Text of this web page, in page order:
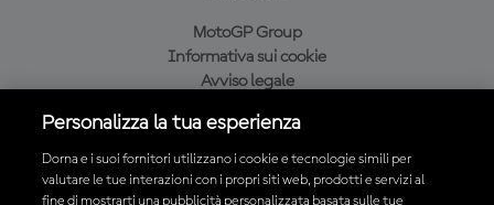
MotoGP Group
Informativa sui cookie
Avviso legale
Condizioni di acquisto
Personalizza la tua esperienza
Dorna e i suoi fornitori utilizzano i cookie e tecnologie simili per
valutare le tue interazioni con i propri siti web, prodotti e servizi al
fine di mostrarti una pubblicità personalizzata basata sulle tue